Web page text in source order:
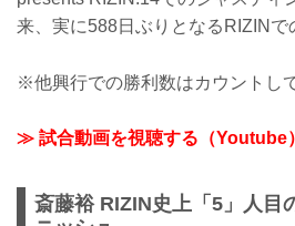
来、実に588日ぶりとなるRIZINで
※他興行での勝利数はカウントし
≫ 試合動画を視聴する（Youtube）
斎藤裕 RIZIN史上「5」人目